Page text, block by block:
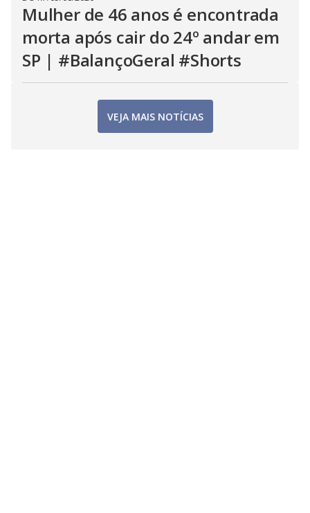
Mulher de 46 anos é encontrada
morta após cair do 24º andar em
SP | #BalançoGeral #Shorts
VEJA MAIS NOTÍCIAS